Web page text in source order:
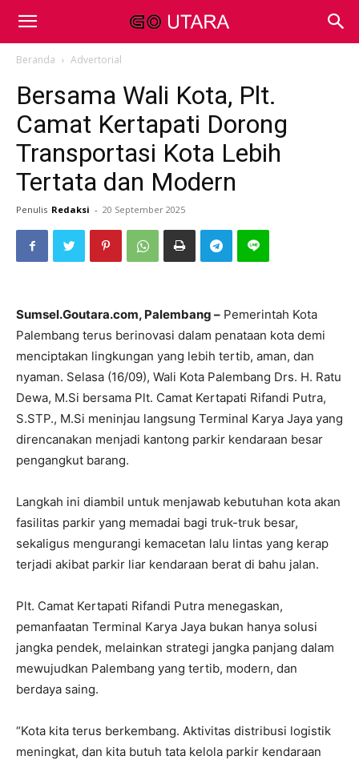
Beranda Advertorial
Bersama Wali Kota, Plt.
Camat Kertapati Dorong
Transportasi Kota Lebih
Tertata dan Modern
Penulis Redaksi - 20 September 2025
Sumsel.Goutara.com, Palembang – Pemerintah Kota
Palembang terus berinovasi dalam penataan kota demi
menciptakan lingkungan yang lebih tertib, aman, dan
nyaman. Selasa (16/09), Wali Kota Palembang Drs. H. Ratu
Dewa, M.Si bersama Plt. Camat Kertapati Rifandi Putra,
S.STP., M.Si meninjau langsung Terminal Karya Jaya yang
direncanakan menjadi kantong parkir kendaraan besar
pengangkut barang.
Langkah ini diambil untuk menjawab kebutuhan kota akan
fasilitas parkir yang memadai bagi truk-truk besar,
sekaligus mengurangi kemacetan lalu lintas yang kerap
terjadi akibat parkir liar kendaraan berat di bahu jalan.
Plt. Camat Kertapati Rifandi Putra menegaskan,
pemanfaatan Terminal Karya Jaya bukan hanya solusi
jangka pendek, melainkan strategi jangka panjang dalam
mewujudkan Palembang yang tertib, modern, dan
berdaya saing.
“Kota kita terus berkembang. Aktivitas distribusi logistik
meningkat, dan kita butuh tata kelola parkir kendaraan